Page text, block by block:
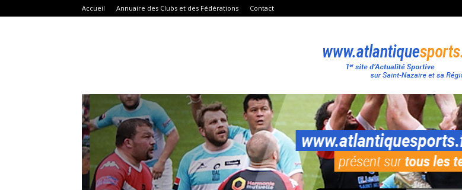
Accueil Annuaire des Clubs et des Fédérations Contact
Atlantique